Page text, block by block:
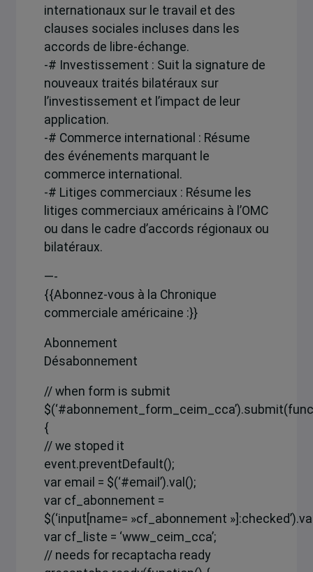
internationaux sur le travail et des
clauses sociales incluses dans les
accords de libre-échange.
-# Investissement : Suit la signature de
nouveaux traités bilatéraux sur
l’investissement et l’impact de leur
application.
-# Commerce international : Résume
des événements marquant le
commerce international.
-# Litiges commerciaux : Résume les
litiges commerciaux américains à l’OMC
ou dans le cadre d’accords régionaux ou
bilatéraux.
—-
{{Abonnez-vous à la Chronique
commerciale américaine :}}
Abonnement
Désabonnement
// when form is submit
{
// we stoped it
event.preventDefault();
var email = $(‘#email’).val();
var cf_abonnement =
$(‘input[name= »cf_abonnement
var cf_liste = ‘www_ceim_cca’;
// needs for recaptacha ready